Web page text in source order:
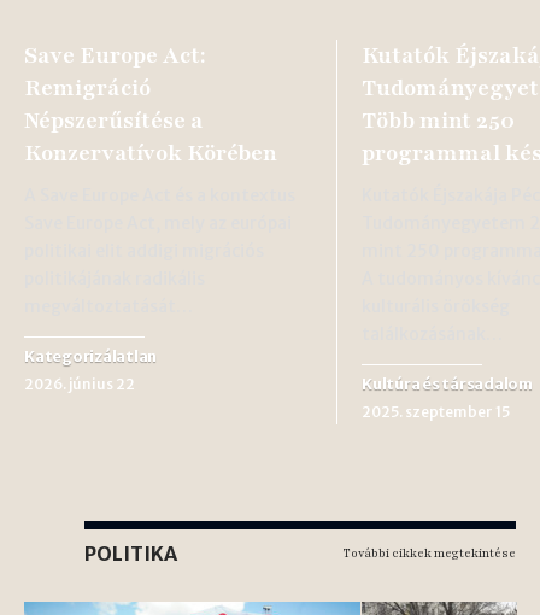
Save Europe Act:
Remigráció
Népszerűsítése a
Konzervatívok Körében
Kategorizálatlan
2026. június 22
Kutatók
Több mint 250
programmal
Kultúra és társadalom
2025. szeptember 15
POLITIKA További cikkek megtekintése